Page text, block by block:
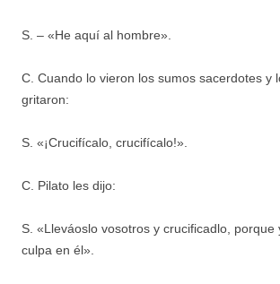
S. – «He aquí al hombre».
C. Cuando lo vieron los sumos sacerdotes y
gritaron:
S. «¡Crucifícalo, crucifícalo!».
C. Pilato les dijo:
S. «Lleváoslo vosotros y crucificadlo, porque
culpa en él».